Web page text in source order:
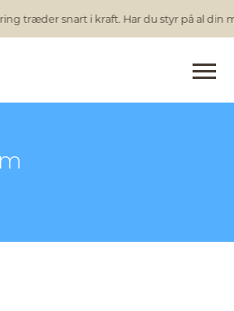
træder snart i kraft. Har du styr på al din